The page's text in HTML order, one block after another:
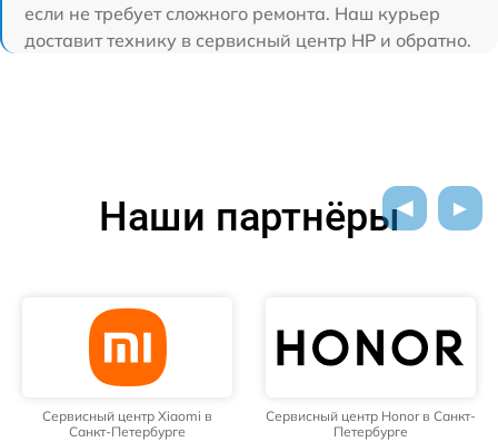
если не требует сложного ремонта. Наш курьер
доставит технику в сервисный центр HP и обратно.
Наши партнёры
Сервисный центр Xiaomi в
Санкт-Петербурге
Сервисный центр Honor в Санкт-
Петербурге